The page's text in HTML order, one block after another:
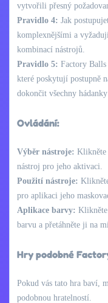
vytvořili přesný
Pravidlo 4: Jak
komplexnějšími a
kombinací nástrojů.
Pravidlo 5: Factory
které poskytují postupně
dokončit všechny
Ovládání:
Výběr nástroje: Klikněte
nástroj pro jeho aktivaci.
Použití nástroje:
pro aplikaci jeho
Aplikace barvy:
barvu a přetáhněte ji na
Hry podobné
Pokud vás tato hra baví,
podobnou hratelností.